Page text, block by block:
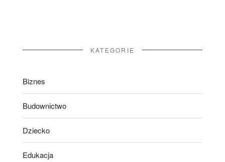
KATEGORIE
Biznes
Budownictwo
Dziecko
Edukacja